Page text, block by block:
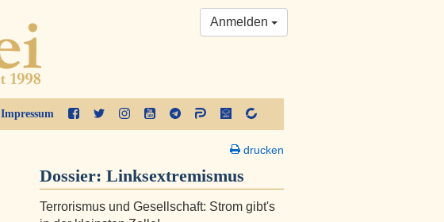
Impressum
Anmelden
drucken
Dossier: Linksextremismus
Terrorismus und Gesellschaft: Strom gibt's